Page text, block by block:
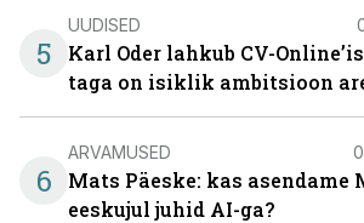
5
UUDISED
Karl Oder lahkub CV-
taga on isiklik ambitsioon
6
ARVAMUSED
Mats Päeske: kas asendame
eeskujul juhid AI-ga?